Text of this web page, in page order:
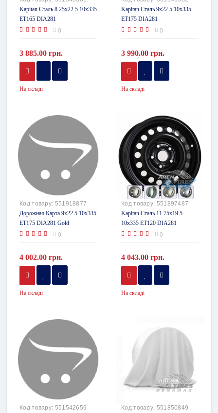
Kapitan Сталь 8.25x22.5 10x335
ET165 DIA281
0
3 885.00 грн.
На складі
Kapitan Сталь 9x22.5 10x335
ET175 DIA281
0
3 990.00 грн.
На складі
Код товару: 551918877
Дорожная Карта 9x22.5 10x335
ET175 DIA281 Gold
0
4 002.00 грн.
На складі
Код товару: 551897487
Kapitan Сталь 11.75x19.5
10x335 ET120 DIA281
0
4 043.00 грн.
На складі
Код товару: 551542659
Код товару: 551850849